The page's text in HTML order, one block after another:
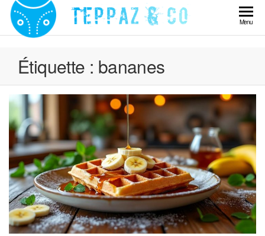
Skip
content
Teppaz
Menu
Étiquette : bananes